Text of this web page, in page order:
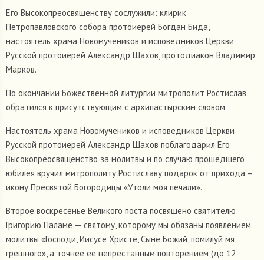
Его Высокопреосвященству сослужили: клирик
Петропавловского собора протоиерей Богдан Бида,
настоятель храма Новомучеников и исповедников Церкви
Русской протоиерей Александр Шахов, протодиакон Владимир
Марков.
По окончании Божественной литургии митрополит Ростислав
обратился к присутствующим с архипастырским словом.
Настоятель храма Новомучеников и исповедников Церкви
Русской протоиерей Александр Шахов поблагодарил Его
Высокопреосвященство за молитвы и по случаю прошедшего
юбилея вручил митрополиту Ростиславу подарок от прихода –
икону Пресвятой Богородицы «Утоли моя печали».
Второе воскресенье Великого поста посвящено святителю
Григорию Паламе — святому, которому мы обязаны появлением
молитвы «Господи, Иисусе Христе, Сыне Божий, помилуй мя
грешного», а точнее ее непрестанным повторением (до 12